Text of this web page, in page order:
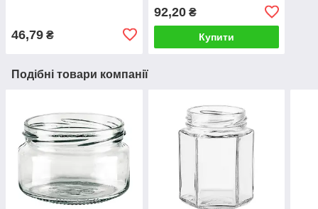
46,79 ₴
92,20₴
Купити
Подібні товари компанії